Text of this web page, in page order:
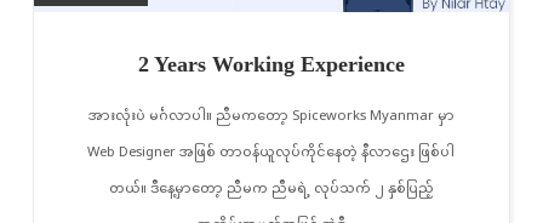
2 Years Working Experience
အားလုံးပဲ မင်္ဂလာပါ။ ညီမကတော့ Spiceworks Myanmar မှာ
Web Designer အဖြစ် တာဝန်ယူလုပ်ကိုင်နေတဲ့ နီလာဌေး ဖြစ်ပါ
တယ်။ ဒီနေ့မှာတော့ ညီမက ညီမရဲ့ လုပ်သက် ၂ နှစ်ပြည့်